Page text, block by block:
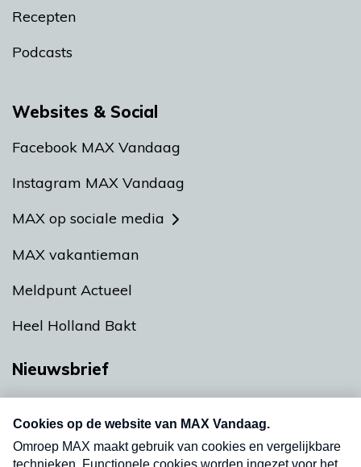
Recepten
Podcasts
Websites & Social
Facebook MAX Vandaag
Instagram MAX Vandaag
MAX op sociale media
MAX vakantieman
Meldpunt Actueel
Heel Holland Bakt
Nieuwsbrief
nieuwsbrief. Elke vrijdag- en dinsdagochtend in
uw mailbox.